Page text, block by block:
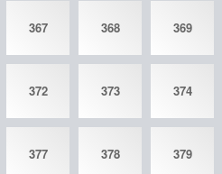
367 368 369
372 373 374
377 378 379